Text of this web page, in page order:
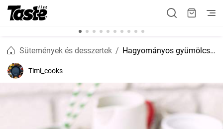
Sütemények és desszertek Hagyományos gyümölcstorta
Timi_cooks